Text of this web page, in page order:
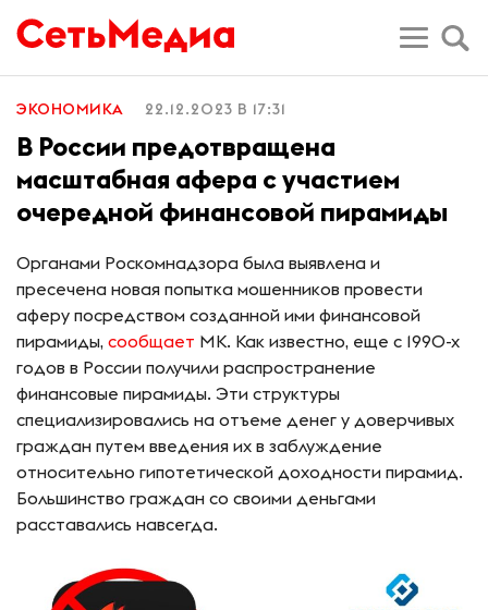
ЭКОНОМИКА 22.12.2023 В 17:31
В России предотвращена
масштабная афера с участием
очередной финансовой пирамиды
Органами Роскомнадзора была выявлена и
пресечена новая попытка мошенников провести
аферу посредством созданной ими финансовой
пирамиды, сообщает МК. Как известно, еще с 1990-х
годов в России получили распространение
финансовые пирамиды. Эти структуры
специализировались на отъеме денег у доверчивых
граждан путем введения их в заблуждение
относительно гипотетической доходности пирамид.
Большинство граждан со своими деньгами
расставались навсегда.